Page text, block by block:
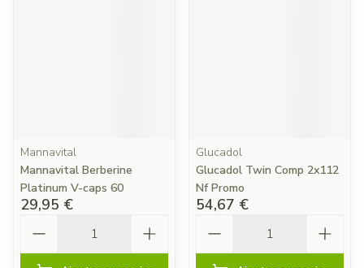
Mannavital
Mannavital Berberine
Platinum V-caps 60
29,95 €
Glucadol
Glucadol Twin Comp 2x112
Nf Promo
54,67 €